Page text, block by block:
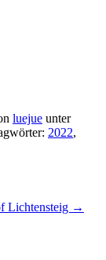
luejue unter
2022,
Lichtensteig →